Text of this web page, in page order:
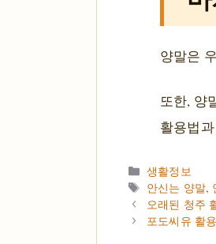
양말은
또한, 양
활용법
카테고리
생활정보
태그
안신는 양말,
오래된 청주
포도씨유 활